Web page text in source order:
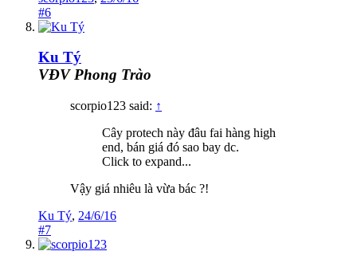
#6
Ku Tý
VĐV Phong Trào
scorpio123 said: ↑
Cây protech này đâu fai hàng high
end, bán giá đó sao bay dc.
Click to expand...
Vậy giá nhiêu là vừa bác ?!
Ku Tý, 24/6/16
#7